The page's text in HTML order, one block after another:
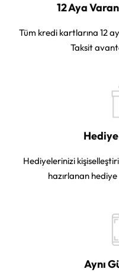
12 Aya
Tüm kredi kartlarına 12
Taksit
Hediyelerinizi
hazırlanan
Aynı